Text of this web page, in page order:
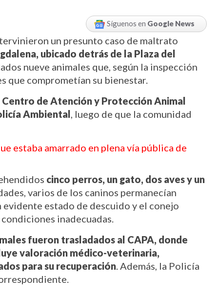
Síguenos en Google News
un presunto caso de maltrato
ubicado detrás de la Plaza del
nueve animales que, según la inspección
que comprometían su bienestar.
Centro de Atención y Protección Animal
Ambiental, luego de que la comunidad
estaba amarrado en plena vía pública de
cinco perros, un gato, dos aves y un
varios de los caninos permanecían
estado de descuido y el conejo
inadecuadas.
fueron trasladados al CAPA, donde
valoración médico-veterinaria,
para su recuperación. Además, la Policía